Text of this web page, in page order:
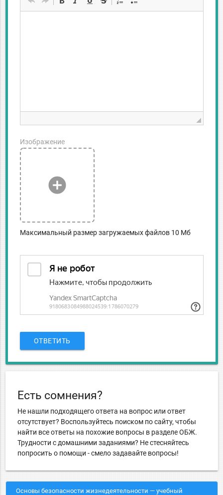
add_circle
Изображение
Максимальный размер загружаемых файлов 10 Мб
ОТВЕТИТЬ
Есть сомнения?
Не нашли подходящего ответа на вопрос или ответ
отсутствует? Воспользуйтесь поиском по сайту, чтобы
найти все ответы на похожие вопросы в разделе ОБЖ.
Трудности с домашними заданиями? Не стесняйтесь
попросить о помощи - смело задавайте вопросы!
Основы безопасности жизнедеятельности — учебный